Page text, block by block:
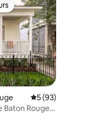
: 4,95 sur 5
plus appréciés
Évaluation
5 (93)
Baton Rouge